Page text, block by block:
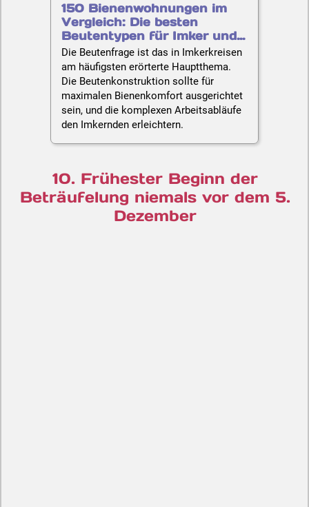
150 Bienenwohnungen im
Vergleich: Die besten
Beutentypen für Imker und
ihre Bienen | Imkerei Oswald
Die Beutenfrage ist das in Imkerkreisen
am häufigsten erörterte Hauptthema.
Die Beutenkonstruktion sollte für
maximalen Bienenkomfort ausgerichtet
sein, und die komplexen Arbeitsabläufe
den Imkernden erleichtern.
10. Frühester Beginn der
Beträufelung niemals vor dem 5.
Dezember